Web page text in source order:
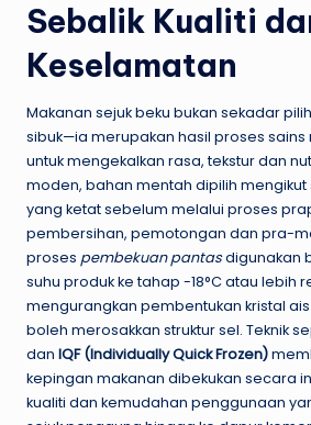
Sebalik Kualiti
Keselamatan
Makanan sejuk beku bukan sekadar
sibuk—ia merupakan hasil proses sains
untuk mengekalkan rasa, tekstur dan
moden, bahan mentah dipilih
yang ketat sebelum melalui proses
pembersihan, pemotongan dan pra-
proses pembekuan pantasdigunakan
suhu produk ke tahap -18°C atau lebih
mengurangkan pembentukan kristal
boleh merosakkan struktur sel. Teknik
dan IQF (Individually Quick Frozen)
kepingan makanan dibekukan secara
kualiti dan kemudahan penggunaan